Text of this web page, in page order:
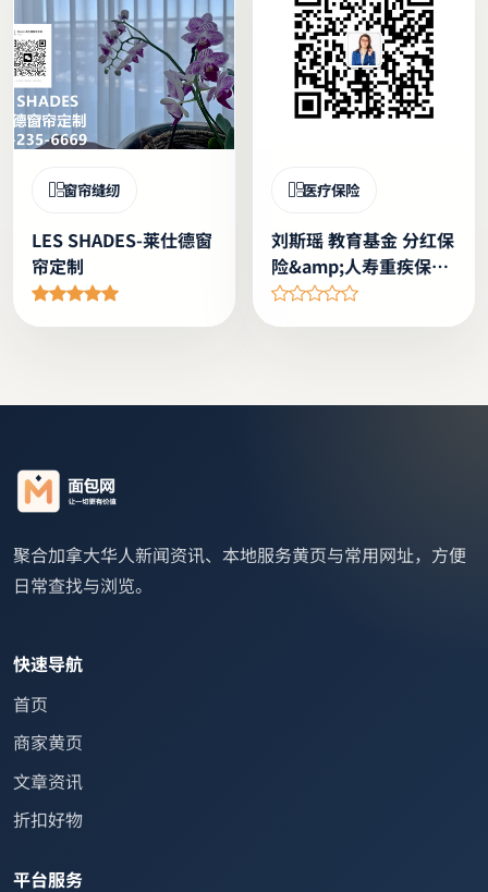
窗帘缝纫
LES SHADES-莱仕德窗
帘定制
医疗保险
刘斯瑶 教育基金 分红保
险&amp;人寿重疾保险
车房险
聚合加拿大华人新闻资讯、本地服务黄页与常用网址，方便
日常查找与浏览。
快速导航
首页
商家黄页
文章资讯
折扣好物
平台服务